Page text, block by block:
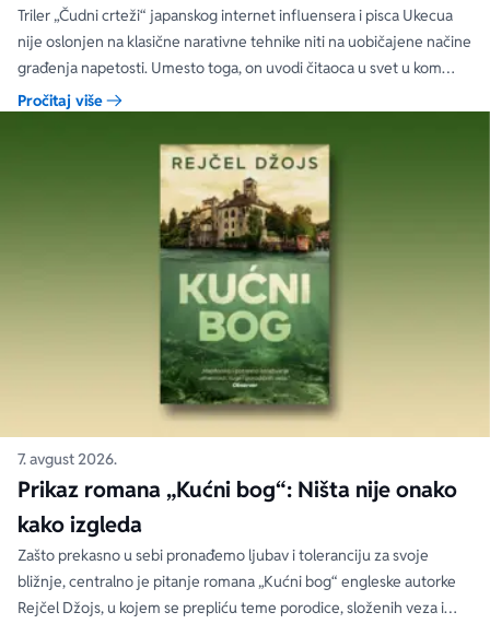
Triler „Čudni crteži“ japanskog internet influensera i pisca Ukecua
nije oslonjen na klasične narativne tehnike niti na uobičajene načine
građenja napetosti. Umesto toga, on uvodi čitaoca u svet u kom
priložene ilustracije govore više od reči, a ono što je nacrtano često
Pročitaj više
7. avgust 2026.
Prikaz romana „Kućni bog“: Ništa nije onako
kako izgleda
Zašto prekasno u sebi pronađemo ljubav i toleranciju za svoje
bližnje, centralno je pitanje romana „Kućni bog“ engleske autorke
Rejčel Džojs, u kojem se prepliću teme porodice, složenih veza i